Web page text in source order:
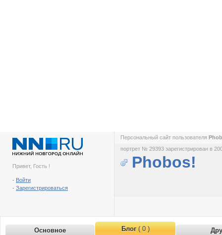
Привет, Гость !
- Войти
- Зарегистрироваться
Персональный сайт пользователя
портрет № 29393 зарегистрирован в
Phobos!
Основное Блог( 0 )